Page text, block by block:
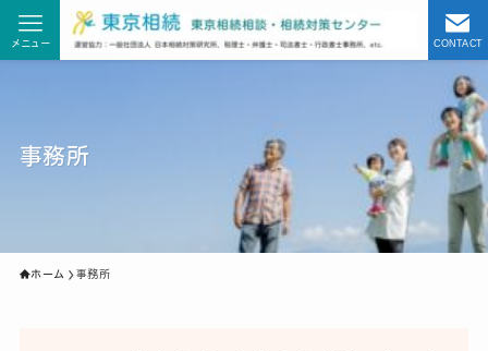
CONTACT
メニュー
事務所
ホーム 事務所